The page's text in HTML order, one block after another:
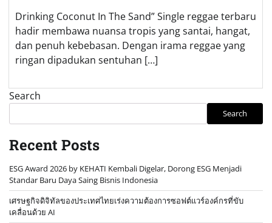
Drinking Coconut In The Sand” Single reggae terbaru
hadir membawa nuansa tropis yang santai, hangat,
dan penuh kebebasan. Dengan irama reggae yang
ringan dipadukan sentuhan […]
Search
Search
Recent Posts
ESG Award 2026 by KEHATI Kembali Digelar, Dorong ESG Menjadi
Standar Baru Daya Saing Bisnis Indonesia
เศรษฐกิจดิจิทัลของประเทศไทยเร่งความต้องการซอฟต์แวร์องค์กรที่ขับ
เคลื่อนด้วย AI